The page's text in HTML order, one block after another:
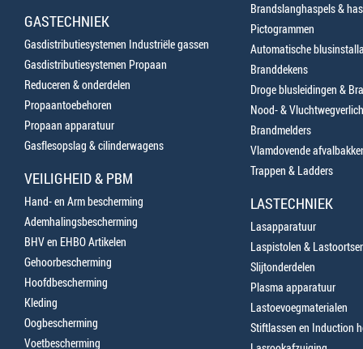
GASTECHNIEK
Gasdistributiesystemen Industriële gassen
Gasdistributiesystemen Propaan
Reduceren & onderdelen
Propaantoebehoren
Propaan apparatuur
Gasflesopslag & cilinderwagens
VEILIGHEID & PBM
Hand- en Arm bescherming
Ademhalingsbescherming
BHV en EHBO Artikelen
Gehoorbescherming
Hoofdbescherming
Kleding
Oogbescherming
Voetbescherming
Brandslanghaspels &
Pictogrammen
Automatische
Branddekens
Droge blusleidingen &
Nood- &
Brandmelders
Vlamdovende
Trappen & Ladders
LASTECHNIEK
Lasapparatuur
Laspistolen &
Slijtonderdelen
Plasma apparatuur
Lastoevoegmaterialen
Stiftlassen en Induction